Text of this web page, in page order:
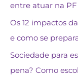
entre atuar na
Os 12 impactos
e como se
Sociedade para
pena? Como